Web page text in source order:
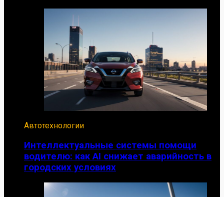
Автотехнологии
Интеллектуальные системы помощи
водителю: как AI снижает аварийность в
городских условиях